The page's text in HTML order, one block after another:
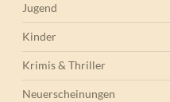
Jugend
Kinder
Krimis & Thriller
Neuerscheinungen